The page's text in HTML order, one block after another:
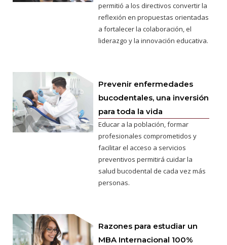
permitió a los directivos convertir la
reflexión en propuestas orientadas
a fortalecer la colaboración, el
liderazgo y la innovación educativa.
Prevenir enfermedades
bucodentales, una inversión
para toda la vida
Educar a la población, formar
profesionales comprometidos y
facilitar el acceso a servicios
preventivos permitirá cuidar la
salud bucodental de cada vez más
personas.
Razones para estudiar un
MBA Internacional 100%